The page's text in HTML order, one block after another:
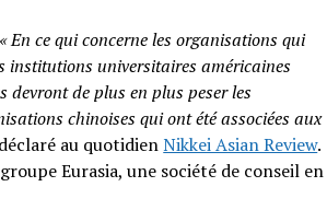
« En ce qui concerne les organisations qui
institutions universitaires américaines
devront de plus en plus peser les
chinoises qui ont été associées aux
au quotidienNikkei Asian Review.
Eurasia, une société de conseil en